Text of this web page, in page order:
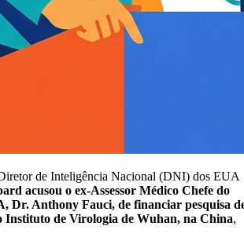
de Inteligência Nacional (DNI) dos EUA
acusou o ex-Assessor Médico Chefe do
Dr. Anthony Fauci, de financiar pesquisa
Instituto de Virologia de Wuhan, na China,